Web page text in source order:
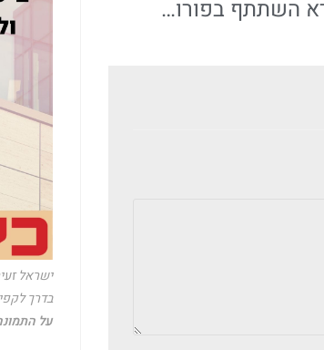
מעריב: ישראל זעירא השתתף בפורום duns 100 של בכירי ענף הנדל"ן
ישראל
בדרך
על